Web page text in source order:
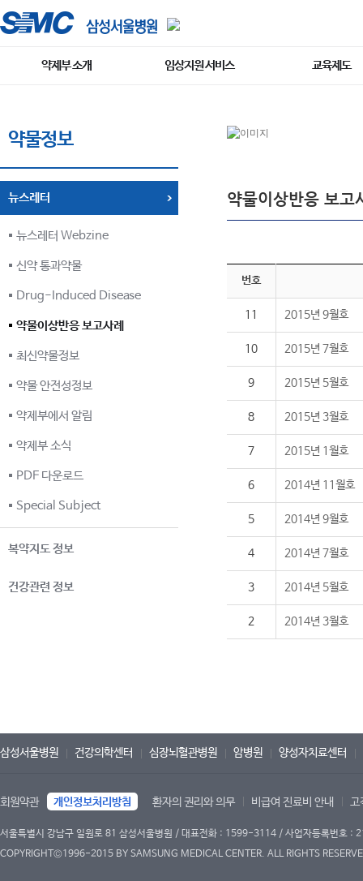
약제부 소개 임상지원 서비스 교육제도
약물정보
뉴스레터
뉴스레터 Webzine
신약 통과약물
Drug-Induced Disease
약물이상반응 보고사례
최신약물정보
약물 안전성정보
약제부에서 알림
약제부 소식
PDF 다운로드
Special Subject
복약지도 정보
건강관련 정보
약물이상반응 보고
번호
11 2015년 9월호
10 2015년 7월호
9 2015년 5월호
8 2015년 3월호
7 2015년 1월호
6 2014년 11월호
5 2014년 9월호
4 2014년 7월호
3 2014년 5월호
2 2014년 3월호
삼성서울병원 건강의학센터 심장뇌혈관병원 암병원 양성자치료센터
회원약관 개인정보처리방침 환자의 권리와 의무 비급여 진료비 안내 고
서울특별시 강남구 일원로 81 삼성서울병원 / 대표전화 : 1599-3114 / 사업자등록번호
COPYRIGHT©1996-2015 BY SAMSUNG MEDICAL CENTER. ALL RIGHTS